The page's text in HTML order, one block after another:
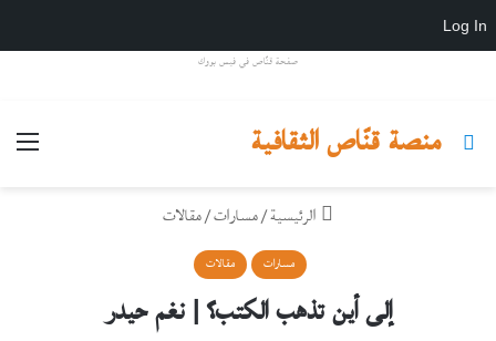
Log In
صفحة قنّاص في فيس بووك
منصة قنّاص الثقافية
بحث عن
الرئيسية/مسارات/مقالات
مسارات مقالات
إلى أين تذهب الكتب؟ | نغم حيدر